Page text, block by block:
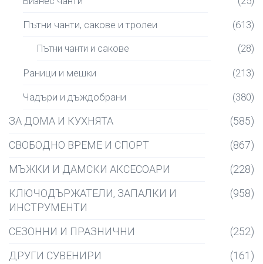
Пътни чанти, сакове и тролеи (613)
Пътни чанти и сакове (28)
Раници и мешки (213)
Чадъри и дъждобрани (380)
ЗА ДОМА И КУХНЯТА
(585)
СВОБОДНО ВРЕМЕ И СПОРТ
(867)
МЪЖКИ И ДАМСКИ АКСЕСОАРИ
(228)
КЛЮЧОДЪРЖАТЕЛИ, ЗАПАЛКИ И
ИНСТРУМЕНТИ
(958)
СЕЗОННИ И ПРАЗНИЧНИ
(252)
ДРУГИ СУВЕНИРИ
(161)